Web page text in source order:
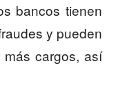
bancos tienen
y pueden
más cargos, así